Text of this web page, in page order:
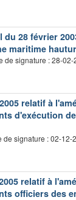
28 février
maritime
de signature : 28-02-
relatif à
d'exécution
de signature : 02-12-
relatif à
officiers des